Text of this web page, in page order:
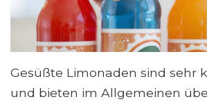
Gesüßte Limonaden sind sehr
und bieten im Allgemeinen